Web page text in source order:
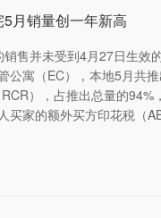
月销量创一年新高
售并未受到4月27日生效
公寓（EC），本地5月共
），占推出总量的
买家的额外买方印花税（